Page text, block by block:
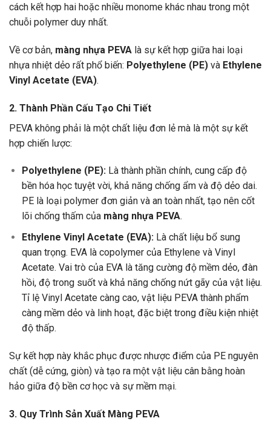
cách kết hợp hai hoặc nhiều monome khác nhau trong một
chuỗi polymer duy nhất.
Về cơ bản, màng nhựa PEVA là sự kết hợp giữa hai loại
nhựa nhiệt dẻo rất phổ biến: Polyethylene (PE) và Ethylene
Vinyl Acetate (EVA).
2. Thành Phần Cấu Tạo Chi Tiết
PEVA không phải là một chất liệu đơn lẻ mà là một sự kết
hợp chiến lược:
Polyethylene (PE):Là thành phần chính, cung cấp độ
bền hóa học tuyệt vời, khả năng chống ẩm và độ dẻo dai.
PE là loại polymer đơn giản và an toàn nhất, tạo nên cốt
lõi chống thấm của màng nhựa PEVA.
Ethylene Vinyl Acetate (EVA):Là chất liệu bổ sung
quan trọng. EVA là copolymer của Ethylene và Vinyl
Acetate. Vai trò của EVA là tăng cường độ mềm dẻo, đàn
hồi, độ trong suốt và khả năng chống nứt gãy của vật liệu.
Tỉ lệ Vinyl Acetate càng cao, vật liệu PEVA thành phẩm
càng mềm dẻo và linh hoạt, đặc biệt trong điều kiện nhiệt
độ thấp.
Sự kết hợp này khắc phục được nhược điểm của PE nguyên
chất (dễ cứng, giòn) và tạo ra một vật liệu cân bằng hoàn
hảo giữa độ bền cơ học và sự mềm mại.
3. Quy Trình Sản Xuất Màng PEVA